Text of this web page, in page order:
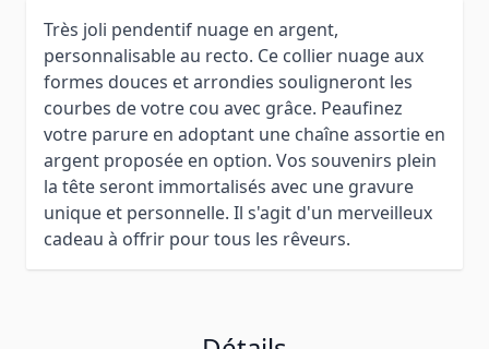
Très joli pendentif nuage en argent,
personnalisable au recto. Ce collier nuage aux
formes douces et arrondies souligneront les
courbes de votre cou avec grâce. Peaufinez
votre parure en adoptant une chaîne assortie en
argent proposée en option. Vos souvenirs plein
la tête seront immortalisés avec une gravure
unique et personnelle. Il s'agit d'un merveilleux
cadeau à offrir pour tous les rêveurs.